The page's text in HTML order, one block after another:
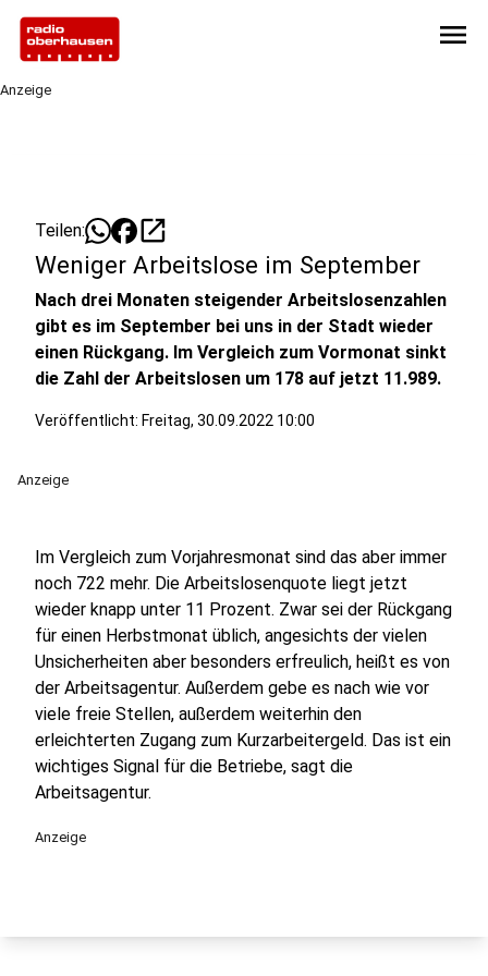
menu
Anzeige
Teilen: open_in_new
Weniger Arbeitslose im September
Nach drei Monaten steigender Arbeitslosenzahlen
gibt es im September bei uns in der Stadt wieder
einen Rückgang. Im Vergleich zum Vormonat sinkt
die Zahl der Arbeitslosen um 178 auf jetzt 11.989.
Veröffentlicht: Freitag, 30.09.2022 10:00
Anzeige
Im Vergleich zum Vorjahresmonat sind das aber immer
noch 722 mehr. Die Arbeitslosenquote liegt jetzt
wieder knapp unter 11 Prozent. Zwar sei der Rückgang
für einen Herbstmonat üblich, angesichts der vielen
Unsicherheiten aber besonders erfreulich, heißt es von
der Arbeitsagentur. Außerdem gebe es nach wie vor
viele freie Stellen, außerdem weiterhin den
erleichterten Zugang zum Kurzarbeitergeld. Das ist ein
wichtiges Signal für die Betriebe, sagt die
Arbeitsagentur.
Anzeige